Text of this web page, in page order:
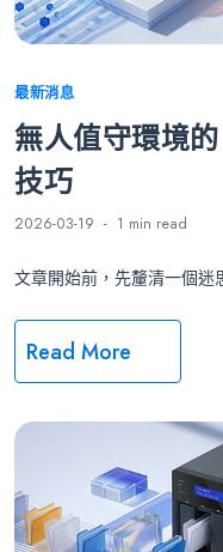
Categories
最新消息
無人值守環境
技巧
2026-03-19 1 min read
文章開始前，先釐清一個迷
Read More